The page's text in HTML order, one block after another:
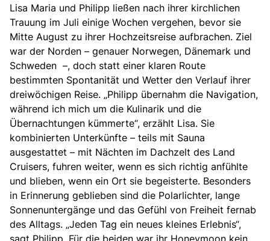
Lisa Maria und Philipp ließen nach ihrer kirchlichen
Trauung im Juli einige Wochen vergehen, bevor sie
Mitte August zu ihrer Hochzeitsreise aufbrachen. Ziel
war der Norden – genauer Norwegen, Dänemark und
Schweden –, doch statt einer klaren Route
bestimmten Spontanität und Wetter den Verlauf ihrer
dreiwöchigen Reise. „Philipp übernahm die Navigation,
während ich mich um die Kulinarik und die
Übernachtungen kümmerte“, erzählt Lisa. Sie
kombinierten Unterkünfte – teils mit Sauna
ausgestattet – mit Nächten im Dachzelt des Land
Cruisers, fuhren weiter, wenn es sich richtig anfühlte
und blieben, wenn ein Ort sie begeisterte. Besonders
in Erinnerung geblieben sind die Polarlichter, lange
Sonnenuntergänge und das Gefühl von Freiheit fernab
des Alltags. „Jeden Tag ein neues kleines Erlebnis“,
sagt Philipp. Für die beiden war ihr Honeymoon kein